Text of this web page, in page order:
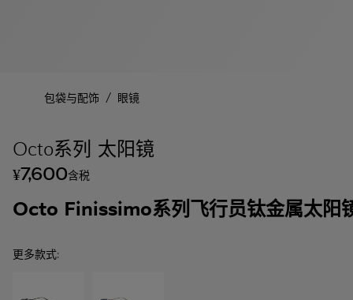
包袋与配饰 / 眼镜
Octo系列 太阳镜
¥7,600含税
Octo Finissimo系列飞行员钛金属太阳
更多款式: